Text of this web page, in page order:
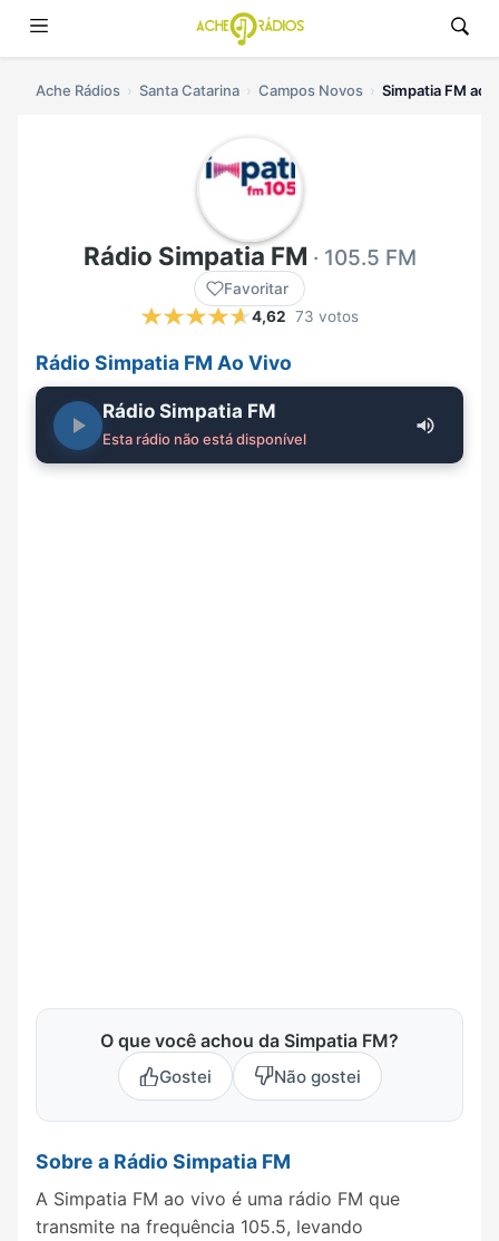
Ache Rádios Santa Catarina Campos Novos Simpatia FM ao
Rádio Simpatia FM · 105.5 FM
Favoritar
4,62 73 votos
Rádio Simpatia FM Ao Vivo
Rádio Simpatia FM
Esta rádio não está disponível
O que você achou da Simpatia FM?
Gostei Não gostei
Sobre a Rádio Simpatia FM
A Simpatia FM ao vivo é uma rádio FM que
transmite na frequência 105.5, levando